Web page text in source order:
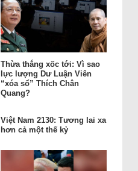
Thừa thắng xốc tới: Vì sao
lực lượng Dư Luận Viên
“xóa sổ” Thích Chân
Quang?
Việt Nam 2130: Tương lai xa
hơn cả một thế kỷ